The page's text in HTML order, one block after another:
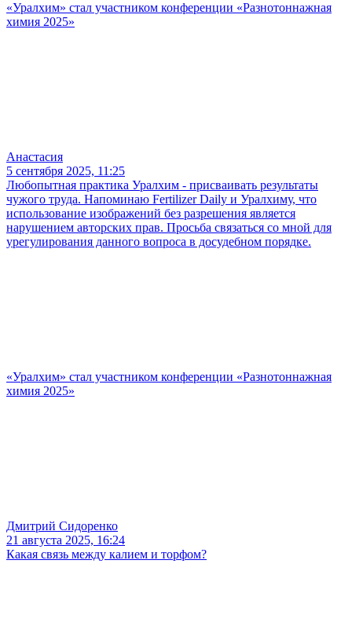
«Уралхим» стал участником конференции «Разнотоннажная
химия 2025»
Анастасия
5 сентября 2025, 11:25
Любопытная практика Уралхим - присваивать результаты
чужого труда. Напоминаю Fertilizer Daily и Уралхиму, что
использование изображений без разрешения является
нарушением авторских прав. Просьба связаться со мной для
урегулирования данного вопроса в досудебном порядке.
«Уралхим» стал участником конференции «Разнотоннажная
химия 2025»
Дмитрий Сидоренко
21 августа 2025, 16:24
Какая связь между калием и торфом?